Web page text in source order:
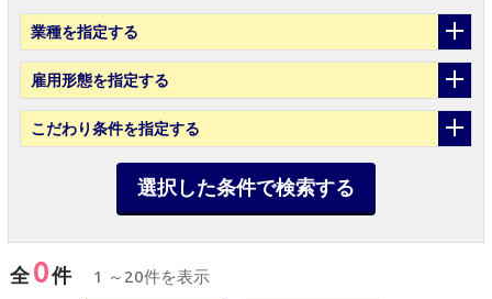
業種を指定する
雇用形態を指定する
こだわり条件を指定する
選択した条件で検索する
全0件 1 ～20件を表示